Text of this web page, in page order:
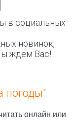
в социальных
новинок,
ждём Вас!
погоды"
онлайн или